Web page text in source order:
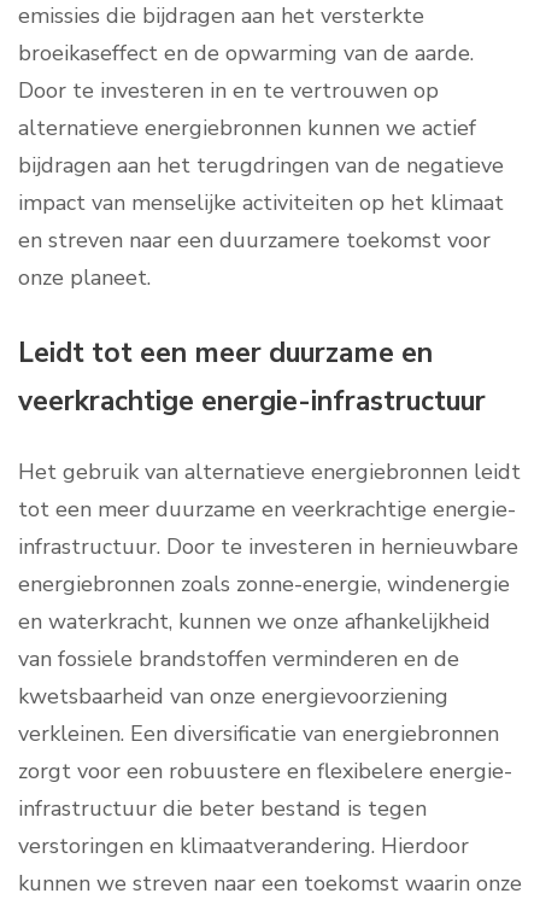
emissies die bijdragen aan het versterkte
broeikaseffect en de opwarming van de aarde.
Door te investeren in en te vertrouwen op
alternatieve energiebronnen kunnen we actief
bijdragen aan het terugdringen van de negatieve
impact van menselijke activiteiten op het klimaat
en streven naar een duurzamere toekomst voor
onze planeet.
Leidt tot een meer duurzame en
veerkrachtige energie-infrastructuur
Het gebruik van alternatieve energiebronnen leidt
tot een meer duurzame en veerkrachtige energie-
infrastructuur. Door te investeren in hernieuwbare
energiebronnen zoals zonne-energie, windenergie
en waterkracht, kunnen we onze afhankelijkheid
van fossiele brandstoffen verminderen en de
kwetsbaarheid van onze energievoorziening
verkleinen. Een diversificatie van energiebronnen
zorgt voor een robuustere en flexibelere energie-
infrastructuur die beter bestand is tegen
verstoringen en klimaatverandering. Hierdoor
kunnen we streven naar een toekomst waarin onze